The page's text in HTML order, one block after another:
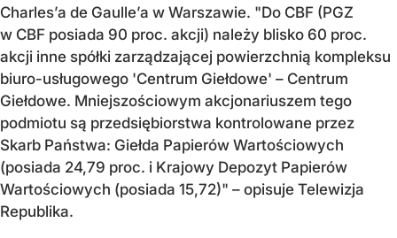
Charles’a de Gaulle’a w Warszawie. "Do CBF (PGZ
w CBF posiada 90 proc. akcji) należy blisko 60 proc.
akcji inne spółki zarządzającej powierzchnią kompleksu
biuro-usługowego 'Centrum Giełdowe' – Centrum
Giełdowe. Mniejszościowym akcjonariuszem tego
podmiotu są przedsiębiorstwa kontrolowane przez
Skarb Państwa: Giełda Papierów Wartościowych
(posiada 24,79 proc. i Krajowy Depozyt Papierów
Wartościowych (posiada 15,72)" – opisuje Telewizja
Republika.